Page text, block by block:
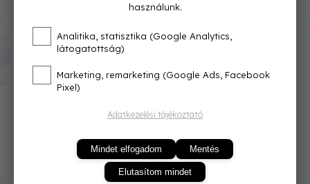
Azonnal raktárról
700 Ft
használunk.
Analitika, statisztika (Google Analytics,
látogatottság)
Marketing, remarketing (Google Ads, Facebook
Pixel)
Adatkezelési tájékoztató
Mindet elfogadom Mentés
Elutasítom mindet